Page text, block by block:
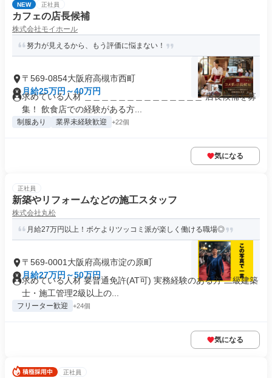
NEW 正社員
カフェの店長候補
株式会社モイホール
努力が見えるから、もう評価に悩まない！
〒569-0854大阪府高槻市西町
月給25万円～40万円
求めている人材 ＿＿＿＿＿＿＿＿＿＿＿＿＿＿ 店長候補を募
集！ 飲⾷店での経験がある方...
制服あり 業界未経験歓迎 +22個
気になる
正社員
新築やリフォームなどの施工スタッフ
株式会社丸松
月給27万円以上！ボケよりツッコミ派が楽しく働ける職場◎
〒569-0001大阪府高槻市淀の原町
月給27万円～50万円
求めている人材 要普通免許(AT可) 実務経験のある方 二級建築
士・施工管理2級以上の...
フリーター歓迎 +24個
気になる
正社員